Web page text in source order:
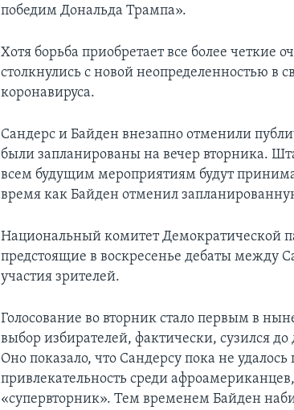
победим Дональда Трампа».
Хотя борьба приобретает все более четкие
столкнулись с новой неопределенностью в
коронавируса.
Сандерс и Байден внезапно отменили
были запланированы на вечер вторника.
всем будущим мероприятиям будут
время как Байден отменил
Национальный комитет Демократической
предстоящие в воскресенье дебаты между
участия зрителей.
Голосование во вторник стало первым в
выбор избирателей, фактически, сузился
Оно показало, что Сандерсу пока не
привлекательность среди
«супервторник». Тем временем Байден